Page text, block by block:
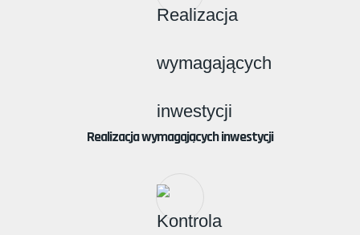
Realizacja wymagających inwestycji